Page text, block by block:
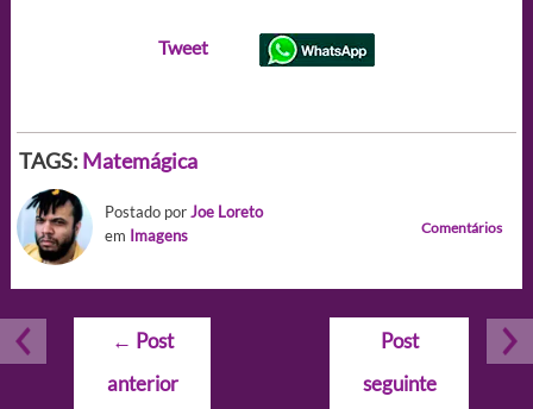
Tweet
TAGS: Matemágica
Postado porJoe Loreto
em Imagens Comentários
Navegação
Post
← Post
anterior
Post
seguinte